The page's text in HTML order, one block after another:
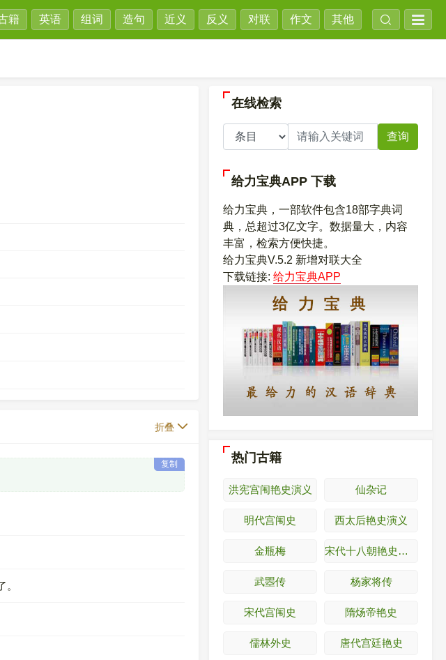
籍 英语 组词 造句 近义 反义 对联 作文 其他
折叠
复制
。
在线检索
查询
给力宝典APP 下载
给力宝典，一部软件包含18部字典词
典，总超过3亿文字。数据量大，内容
丰富，检索方便快捷。
给力宝典V.5.2 新增对联大全
下载链接: 给力宝典APP
热门古籍
洪宪宫闱艳史演义 仙杂记
明代宫闱史 西太后艳史演义
金瓶梅 宋代十八朝艳史演义
武瞾传 杨家将传
宋代宫闱史 隋炀帝艳史
儒林外史 唐代宫廷艳史